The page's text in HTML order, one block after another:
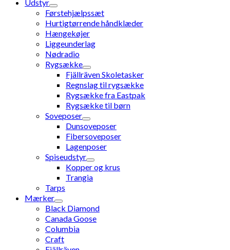
Udstyr
Førstehjælpssæt
Hurtigtørrende håndklæder
Hængekøjer
Liggeunderlag
Nødradio
Rygsække
Fjällräven Skoletasker
Regnslag til rygsække
Rygsække fra Eastpak
Rygsække til børn
Soveposer
Dunsoveposer
Fibersoveposer
Lagenposer
Spiseudstyr
Kopper og krus
Trangia
Tarps
Mærker
Black Diamond
Canada Goose
Columbia
Craft